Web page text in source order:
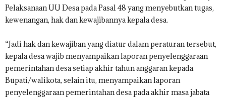
Pelaksanaan UU Desa pada Pasal 48 yang menyebutkan tugas,
kewenangan, hak dan kewajibannya kepala desa.
“Jadi hak dan kewajiban yang diatur dalam peraturan tersebut,
kepala desa wajib menyampaikan laporan penyelenggaraan
pemerintahan desa setiap akhir tahun anggaran kepada
Bupati/walikota, selain itu, menyampaikan laporan
penyelenggaraan pemerintahan desa pada akhir masa jabata